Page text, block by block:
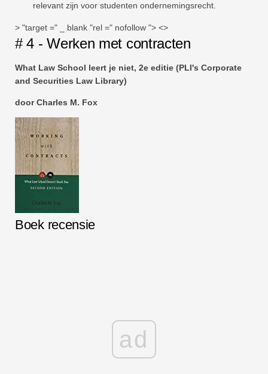
relevant zijn voor studenten ondernemingsrecht.
> "target =" _ blank "rel =" nofollow "> <>
# 4 - Werken met contracten
What Law School leert je niet, 2e editie (PLI's Corporate
and Securities Law Library)
door Charles M. Fox
Boek recensie
ad